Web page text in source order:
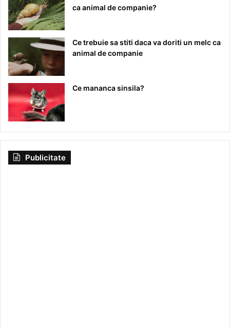
ca animal de companie?
Ce trebuie sa stiti daca va doriti un melc ca
animal de companie
Ce mananca sinsila?
Publicitate